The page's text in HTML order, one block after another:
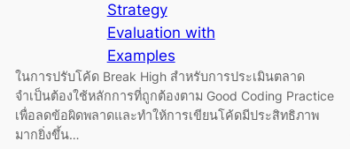
Strategy
Evaluation with
Examples
ในการปรับโค้ด Break High สำหรับการประเมินตลาด
จำเป็นต้องใช้หลักการที่ถูกต้องตาม Good Coding Practice
เพื่อลดข้อผิดพลาดและทำให้การเขียนโค้ดมีประสิทธิภาพ
มากยิ่งขึ้น…